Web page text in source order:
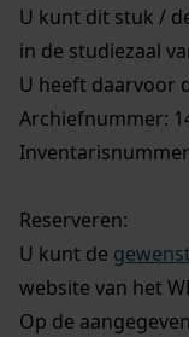
U kunt dit stuk /
in de studiezaal
U heeft daarvoor
Archiefnummer:
Reserveren:
U kunt de
website van het
Op de